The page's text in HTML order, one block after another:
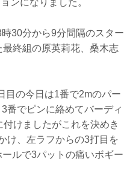
ンになりました。
30分から9分間隔のスター
終組の原英莉花、桑木志
目の今日は1番で2mのパー
番でピンに絡めてバーディ
けましたがこれを決めき
け、左ラフからの3打目を
ルで3パットの痛いボギー